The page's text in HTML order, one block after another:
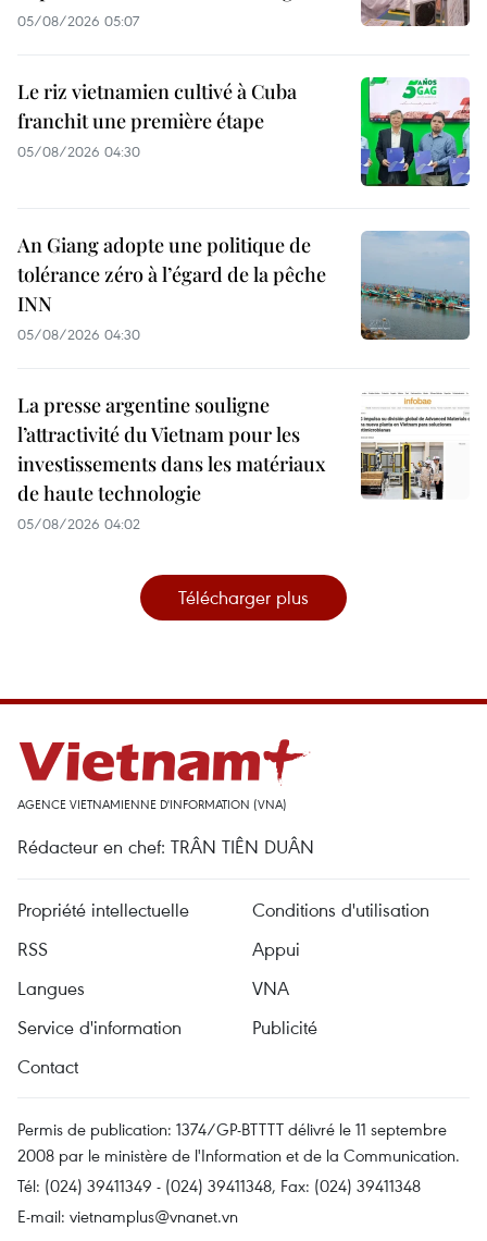
05/08/2026 05:07
Le riz vietnamien cultivé à Cuba
franchit une première étape
05/08/2026 04:30
An Giang adopte une politique de
tolérance zéro à l’égard de la pêche
INN
05/08/2026 04:30
La presse argentine souligne
l’attractivité du Vietnam pour les
investissements dans les matériaux
de haute technologie
05/08/2026 04:02
Télécharger plus
AGENCE VIETNAMIENNE D'INFORMATION (VNA)
Rédacteur en chef: TRÂN TIÊN DUÂN
Propriété intellectuelle
Conditions d'utilisation
RSS
Appui
Langues
VNA
Service d'information
Publicité
Contact
Permis de publication: 1374/GP-BTTTT délivré le 11 septembre
2008 par le ministère de l'Information et de la Communication.
Tél: (024) 39411349 - (024) 39411348, Fax: (024) 39411348
E-mail: vietnamplus@vnanet.vn